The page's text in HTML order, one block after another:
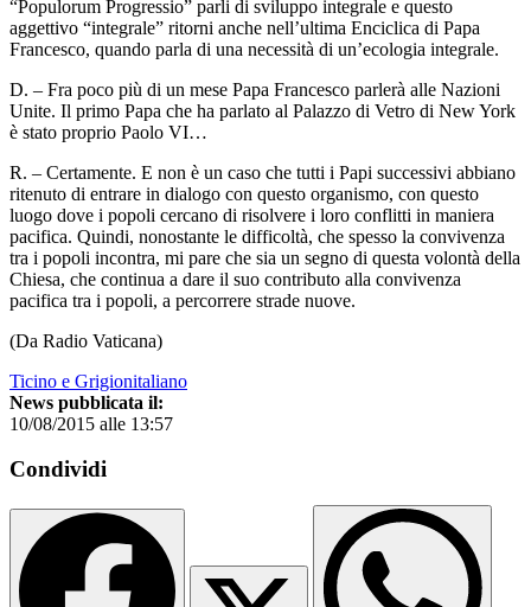
“Populorum Progressio” parli di sviluppo integrale e questo
aggettivo “integrale” ritorni anche nell’ultima Enciclica di Papa
Francesco, quando parla di una necessità di un’ecologia integrale.
D. – Fra poco più di un mese Papa Francesco parlerà alle Nazioni
Unite. Il primo Papa che ha parlato al Palazzo di Vetro di New York
è stato proprio Paolo VI…
R. – Certamente. E non è un caso che tutti i Papi successivi abbiano
ritenuto di entrare in dialogo con questo organismo, con questo
luogo dove i popoli cercano di risolvere i loro conflitti in maniera
pacifica. Quindi, nonostante le difficoltà, che spesso la convivenza
tra i popoli incontra, mi pare che sia un segno di questa volontà della
Chiesa, che continua a dare il suo contributo alla convivenza
pacifica tra i popoli, a percorrere strade nuove.
(Da Radio Vaticana)
Ticino e Grigionitaliano
News pubblicata il:
10/08/2015 alle 13:57
Condividi